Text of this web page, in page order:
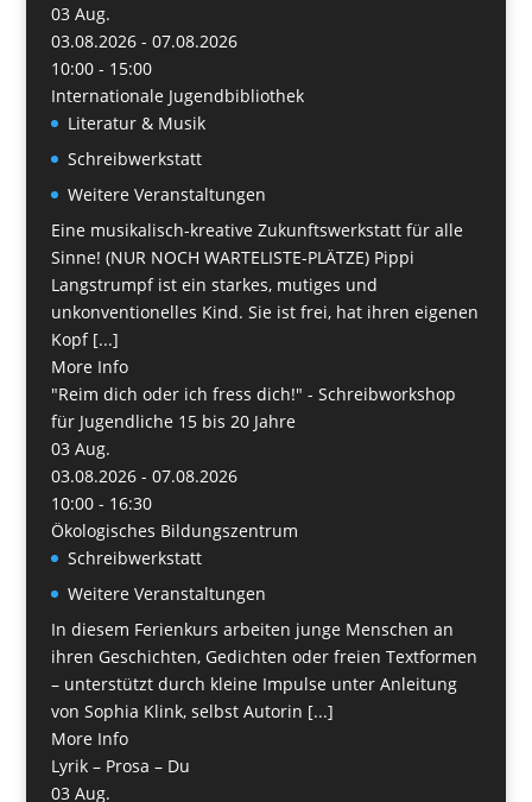
03 Aug.
03.08.2026 - 07.08.2026
10:00 - 15:00
Internationale Jugendbibliothek
Literatur & Musik
Schreibwerkstatt
Weitere Veranstaltungen
Eine musikalisch-kreative Zukunftswerkstatt für alle
Sinne! (NUR NOCH WARTELISTE-PLÄTZE) Pippi
Langstrumpf ist ein starkes, mutiges und
unkonventionelles Kind. Sie ist frei, hat ihren eigenen
Kopf [...]
More Info
"Reim dich oder ich fress dich!" - Schreibworkshop
für Jugendliche 15 bis 20 Jahre
03 Aug.
03.08.2026 - 07.08.2026
10:00 - 16:30
Ökologisches Bildungszentrum
Schreibwerkstatt
Weitere Veranstaltungen
In diesem Ferienkurs arbeiten junge Menschen an
ihren Geschichten, Gedichten oder freien Textformen
– unterstützt durch kleine Impulse unter Anleitung
von Sophia Klink, selbst Autorin [...]
More Info
Lyrik – Prosa – Du
03 Aug.